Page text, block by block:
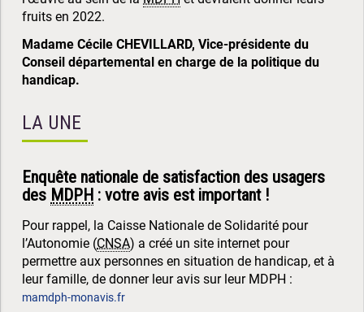
fruits en 2022.
Madame Cécile CHEVILLARD, Vice-présidente du
Conseil départemental en charge de la politique du
handicap.
LA UNE
Enquête nationale de satisfaction des usagers
des MDPH : votre avis est important !
Pour rappel, la Caisse Nationale de Solidarité pour
l’Autonomie (CNSA) a créé un site internet pour
permettre aux personnes en situation de handicap, et à
leur famille, de donner leur avis sur leur MDPH :
mamdph-monavis.fr